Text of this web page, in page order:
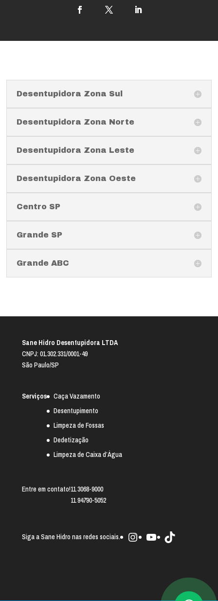
Desentupidora Zona Sul
Desentupidora Zona Norte
Desentupidora Zona Leste
Desentupidora Zona Oeste
Centro SP
Grande SP
Grande ABC
Sane Hidro Desentupidora LTDA
CNPJ: 01.302.331/0001-49
São Paulo/SP
Serviços
Caça Vazamento
Desentupimento
Limpeza de Fossas
Dedetização
Limpeza de Caixa d’Água
Entre em contato!11 3068-9000
11 94790-5052
Siga a Sane Hidro nas redes sociais. Instagram
YoutubeTikTok